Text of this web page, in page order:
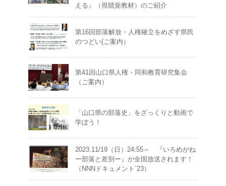
える』（視聴覚教材）のご紹介
第16回部落解放・人権確立をめざす県民
のつどい(ご案内）
第41回山口県人権・同和教育研究集会
（ご案内）
「山口県の部落史」をざっくりと動画で
学ぼう！
2023.11/19（日）24:55～ 『いろめがね
ー部落と差別ー』が全国放送されます！
（NNNドキュメント`23）